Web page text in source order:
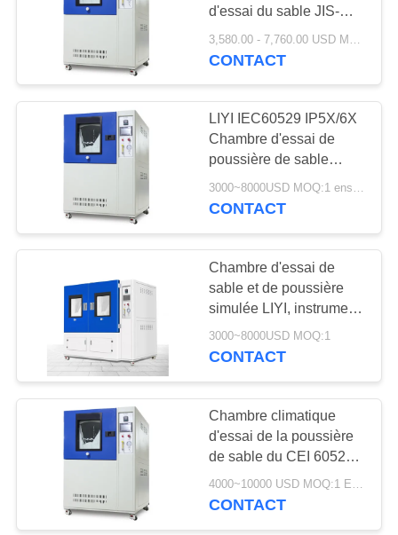
d'essai du sable JIS-
d0207-f2 et de la
poussière de Liyi
CONTACT
LIYI IEC60529 IP5X/6X
Chambre d'essai de
poussière de sable
environnementale 125L
3000~8000USD MOQ:1 ensemble
CONTACT
Chambre d'essai de
sable et de poussière
simulée LIYI, instrument
d'essai environnemental
et de poussière
3000~8000USD MOQ:1
CONTACT
Chambre climatique
d'essai de la poussière
de sable du CEI 60529
de Liyi/appareil de
contrôle simulé
4000~10000 USD MOQ:1 ENSEMBLE
CONTACT